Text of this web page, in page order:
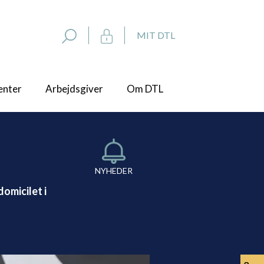
MIT DTL
Arbejdsgiver Om DTL
NYHEDER
i